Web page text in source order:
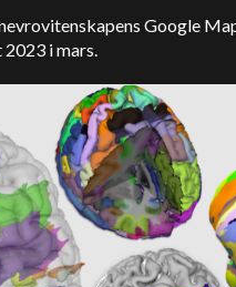
Google
i mars.